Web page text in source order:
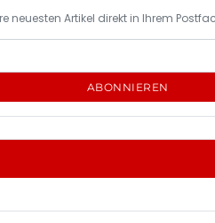
neuesten Artikel direkt in Ihrem
ABONNIEREN